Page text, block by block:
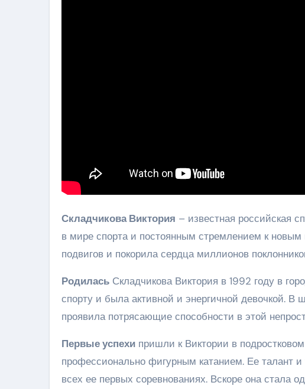
Складчикова Виктория – известная российская
в мире спорта и постоянным стремлением к
подвигов и покорила сердца миллионов
Родилась Складчикова Виктория в 1992 году в
спорту и была активной и энергичной девочкой.
проявила потрясающие способности в этой
Первые успехи пришли к Виктории в
профессионально фигурным катанием. Ее талант
всех ее первых соревнованиях. Вскоре она